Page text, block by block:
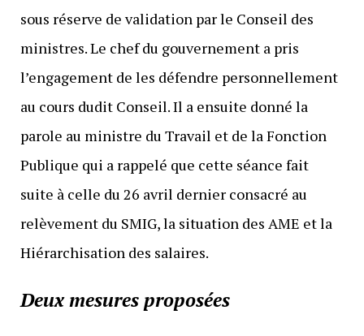
sous réserve de validation par le Conseil des
ministres. Le chef du gouvernement a pris
l’engagement de les défendre personnellement
au cours dudit Conseil. Il a ensuite donné la
parole au ministre du Travail et de la Fonction
Publique qui a rappelé que cette séance fait
suite à celle du 26 avril dernier consacré au
relèvement du SMIG, la situation des AME et la
Hiérarchisation des salaires.
Deux mesures proposées